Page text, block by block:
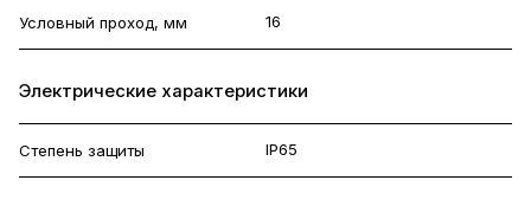
Условный проход, мм 16
Электрические характеристики
Степень защиты IP65